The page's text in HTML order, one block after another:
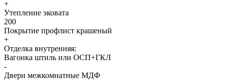
+
Утепление эковата
200
Покрытие профлист крашеный
+
Отделка внутренняя:
Вагонка штиль или ОСП+ГКЛ
-
Двери межкомнатные МДФ